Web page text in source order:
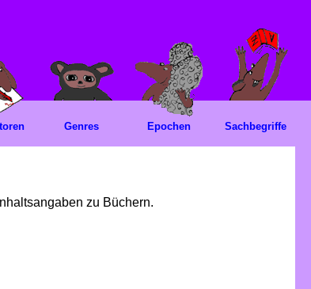
zu Büchern.
Genres Epochen Sachbegriffe